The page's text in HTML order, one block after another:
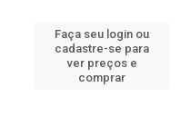
Faça seu login ou
cadastre-se para
ver preços e
comprar